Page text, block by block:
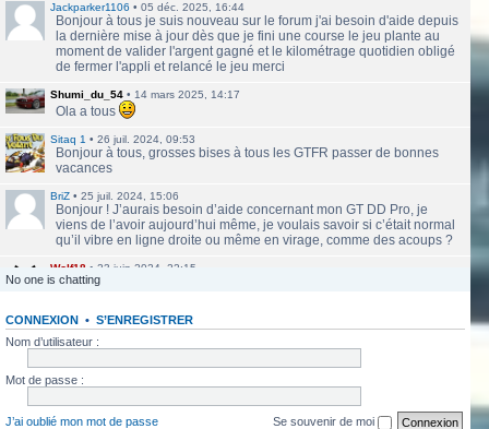
Jackparker1106 • 05 déc. 2025, 16:44
Bonjour à tous je suis nouveau sur le forum j'ai besoin d'aide depuis
la dernière mise à jour dès que je fini une course le jeu plante au
moment de valider l'argent gagné et le kilométrage quotidien obligé
de fermer l'appli et relancé le jeu merci
Shumi_du_54 • 14 mars 2025, 14:17
Ola a tous
Sitaq 1 • 26 juil. 2024, 09:53
Bonjour à tous, grosses bises à tous les GTFR passer de bonnes
vacances
BriZ • 25 juil. 2024, 15:06
Bonjour ! J’aurais besoin d’aide concernant mon GT DD Pro, je
viens de l’avoir aujourd’hui même, je voulais savoir si c’était normal
qu’il vibre en ligne droite ou même en virage, comme des acoups ?
Wolf18 • 23 juin 2024, 22:15
Le site a l'air de nouveau actif
labbethoven• 22 mars 2024, 16:12
Salut Jero, merci de ta réponse je vais faire ça
Bethoven tu peux te présenter et créer un topic pour ton sujet, il se
verra plus facilement que dans le chat
No one is chatting
CONNEXION • S’ENREGISTRER
Nom d’utilisateur :
Mot de passe :
J’ai oublié mon mot de passe Se souvenir de moi